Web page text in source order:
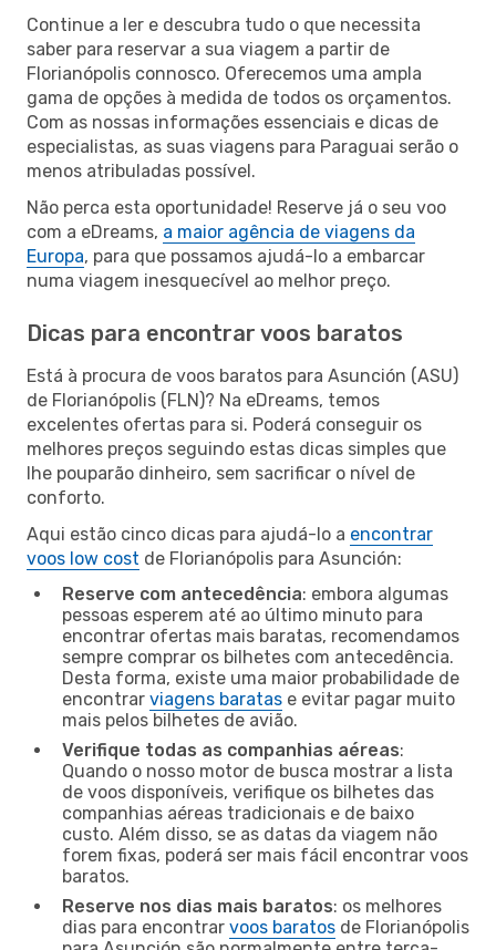
Continue a ler e descubra tudo o que necessita
saber para reservar a sua viagem a partir de
Florianópolis connosco. Oferecemos uma ampla
gama de opções à medida de todos os orçamentos.
Com as nossas informações essenciais e dicas de
especialistas, as suas viagens para Paraguai serão o
menos atribuladas possível.
Não perca esta oportunidade! Reserve já o seu voo
com a eDreams, a maior agência de viagens da
Europa, para que possamos ajudá-lo a embarcar
numa viagem inesquecível ao melhor preço.
Dicas para encontrar voos baratos
Está à procura de voos baratos para Asunción (ASU)
de Florianópolis (FLN)? Na eDreams, temos
excelentes ofertas para si. Poderá conseguir os
melhores preços seguindo estas dicas simples que
lhe pouparão dinheiro, sem sacrificar o nível de
conforto.
Aqui estão cinco dicas para ajudá-lo a encontrar
voos low cost de Florianópolis para Asunción:
Reserve com antecedência: embora algumas
pessoas esperem até ao último minuto para
encontrar ofertas mais baratas, recomendamos
sempre comprar os bilhetes com antecedência.
Desta forma, existe uma maior probabilidade de
encontrar viagens baratas e evitar pagar muito
mais pelos bilhetes de avião.
Verifique todas as companhias aéreas:
Quando o nosso motor de busca mostrar a lista
de voos disponíveis, verifique os bilhetes das
companhias aéreas tradicionais e de baixo
custo. Além disso, se as datas da viagem não
forem fixas, poderá ser mais fácil encontrar voos
baratos.
Reserve nos dias mais baratos: os melhores
dias para encontrar voos baratos de Florianópolis